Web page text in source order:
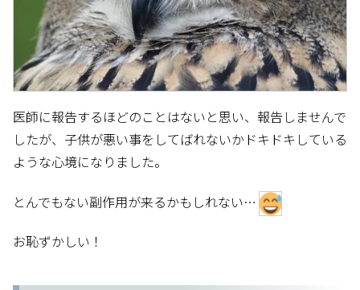
医師に報告するほどのことはないと思い、報告しませんで
したが、子供が悪い事をしてばれないかドキドキしている
ような心境になりました。
とんでもない副作用が来るかもしれない…
お恥ずかしい！